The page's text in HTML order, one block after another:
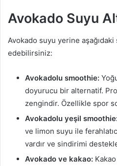
Avokado Suyu
Avokado suyu yerine
edebilirsiniz:
Avokadolu smoothie:
doyurucu bir alternatif.
zengindir. Özellikle spor
Avokadolu yeşil
ve limon suyu ile
vardır ve sindirimi
Avokado ve kakao: